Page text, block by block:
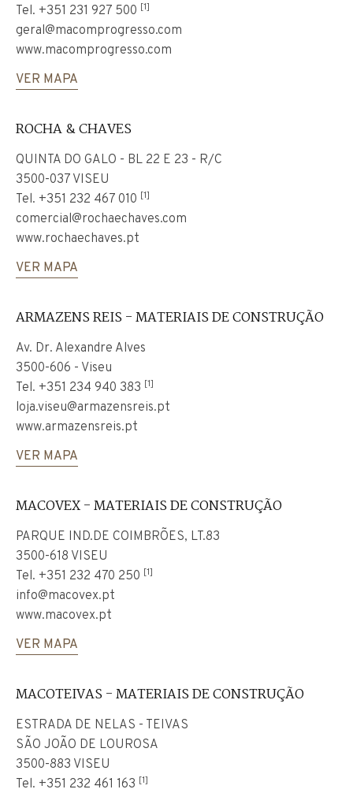
Tel. +351 231 927 500 [1]
geral@macomprogresso.com
www.macomprogresso.com
VER MAPA
ROCHA & CHAVES
QUINTA DO GALO - BL 22 E 23 - R/C
3500-037 VISEU
Tel. +351 232 467 010 [1]
comercial@rochaechaves.com
www.rochaechaves.pt
VER MAPA
ARMAZENS REIS - MATERIAIS DE CONSTRUÇÃO
Av. Dr. Alexandre Alves
3500-606 - Viseu
Tel. +351 234 940 383 [1]
loja.viseu@armazensreis.pt
www.armazensreis.pt
VER MAPA
MACOVEX - MATERIAIS DE CONSTRUÇÃO
PARQUE IND.DE COIMBRÕES, LT.83
3500-618 VISEU
Tel. +351 232 470 250 [1]
info@macovex.pt
www.macovex.pt
VER MAPA
MACOTEIVAS - MATERIAIS DE CONSTRUÇÃO
ESTRADA DE NELAS - TEIVAS
SÃO JOÃO DE LOUROSA
3500-883 VISEU
Tel. +351 232 461 163 [1]